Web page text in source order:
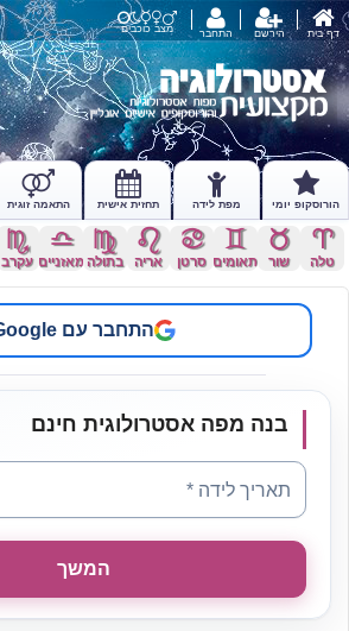
דף בית הירשם התחבר מצב כוכבים
הורוסקופ יומי מפת לידה תחזית אישית התאמה זוגית
a
טלה
s
שור
d
תאומים
f
סרטן
g
אריה
h
בתולה
j
מאזניים
k
עקרב
התחבר עם Google
בנה מפה אסטרולוגית חינם
תאריך לידה
תאריך לידה *
המשך